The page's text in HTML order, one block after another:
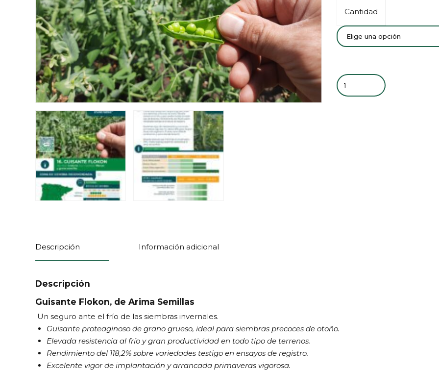
Cantidad
Quantity
Descripción Información adicional
Descripción
Guisante Flokon, de Arima Semillas
Un seguro ante el frío de las siembras invernales.
Guisante proteaginoso de grano grueso, ideal para siembras precoces de otoño.
Elevada resistencia al frío y gran productividad en todo tipo de terrenos.
Rendimiento del 118,2% sobre variedades testigo en ensayos de registro.
Excelente vigor de implantación y arrancada primaveras vigorosa.